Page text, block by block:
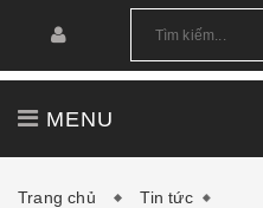
MENU
Trang chủ Tin tức